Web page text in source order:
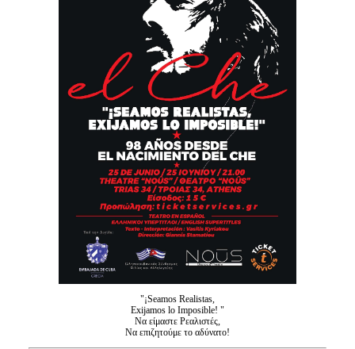
"¡Seamos Realistas,
Exijamos lo Imposible! "
Nα είμαστε Ρεαλιστές,
Να επιζητούμε το αδύνατο!